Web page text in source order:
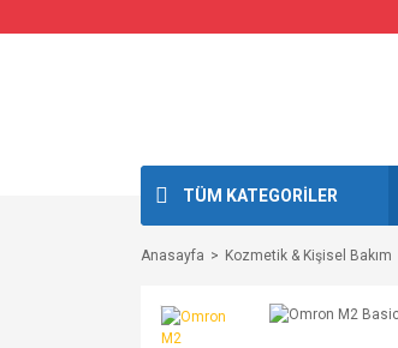
TÜM KATEGORİLER
Anasayfa Kozmetik & Kişisel Bakım